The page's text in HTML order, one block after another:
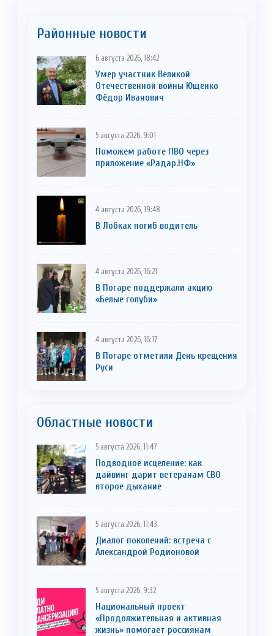
Районные новости
6 августа 2026, 18:42
Умер участник Великой
Отечественной войны Ющенко
Фёдор Иванович
5 августа 2026, 9:01
Поможем работе ПВО через
приложение «Радар.НФ»
4 августа 2026, 19:48
В Лобках погиб водитель
4 августа 2026, 16:21
В Погаре поддержали акцию
«Белые голуби»
4 августа 2026, 16:17
В Погаре отметили День крещения
Руси
Областные новости
5 августа 2026, 11:47
Подводное исцеление: как
дайвинг дарит ветеранам СВО
второе дыхание
5 августа 2026, 11:43
Диалог поколений: встреча с
Александрой Родионовой
5 августа 2026, 9:32
Национальный проект
«Продолжительная и активная
жизнь» помогает россиянам